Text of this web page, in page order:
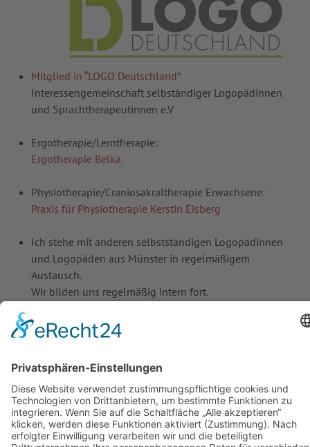
KOOPERATIONEN
ANFAHRT
Mitglied in “LOGO Deutschland”
Interessengemeinschaft selbständiger Logopädinnen
und Sprachtherapeutinnen e.V
Ergotherapie/Lerntherapie:
Ergotherapie Belka
Physiotherapie/Craniosakraltherapie Erwachsene:
Praxis für Physiotherapie Kerstin Eisberg
Ich stehe mit anderen selbstständigen Logopädinnen
und Logopäden aus Münster in regelmäßigem
Austausch.
Wir bilden uns regelmäßig intern fort.